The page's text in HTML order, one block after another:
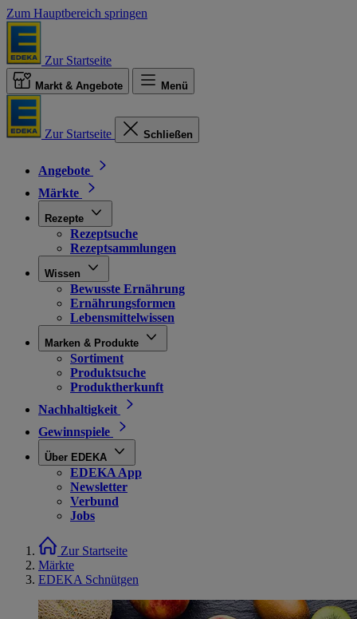
Zum Hauptbereich springen
Zur Startseite
Markt & Angebote Menü
Zur Startseite Schließen
Angebote
Märkte
Rezepte
Rezeptsuche
Rezeptsammlungen
Wissen
Bewusste Ernährung
Ernährungsformen
Lebensmittelwissen
Marken & Produkte
Sortiment
Produktsuche
Produktherkunft
Nachhaltigkeit
Gewinnspiele
Über EDEKA
EDEKA App
Newsletter
Verbund
Jobs
Zur Startseite
Märkte
EDEKA Schnütgen